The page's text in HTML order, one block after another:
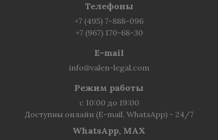
Телефоны
+7 (495) 7-888-096
+7 (967) 170-68-30
E-mail
info@valen-legal.com
Режим работы
с 10:00 до 19:00
Доступны онлайн (E-mail, WhatsApp) - 24/7
WhatsApp, MAX